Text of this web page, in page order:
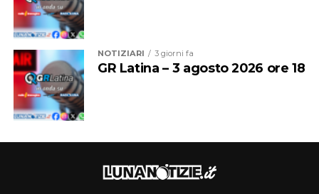
NOTIZIARI 3 giorni fa
GR Latina – 3 agosto 2026 ore 18